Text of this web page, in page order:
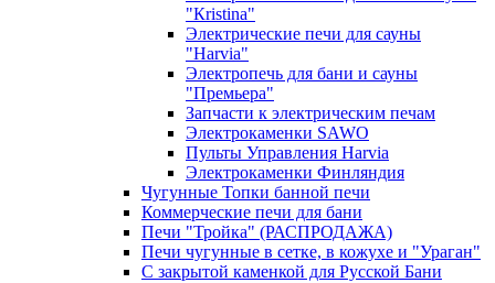
"Кristina"
Электрические печи для сауны
"Harvia"
Электропечь для бани и сауны
"Премьера"
Запчасти к электрическим печам
Электрокаменки SAWO
Пульты Управления Harvia
Электрокаменки Финляндия
Чугунные Топки банной печи
Коммерческие печи для бани
Печи "Тройка" (РАСПРОДАЖА)
Печи чугунные в сетке, в кожухе и "Ураган"
С закрытой каменкой для Русской Бани